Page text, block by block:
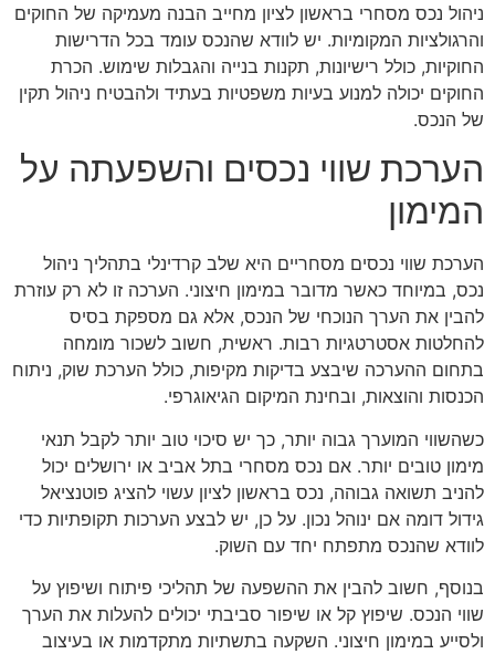
ניהול נכס מסחרי בראשון לציון מחייב הבנה מעמיקה של החוקים
והרגולציות המקומיות. יש לוודא שהנכס עומד בכל הדרישות
החוקיות, כולל רישיונות, תקנות בנייה והגבלות שימוש. הכרת
החוקים יכולה למנוע בעיות משפטיות בעתיד ולהבטיח ניהול תקין
של הנכס.
הערכת שווי נכסים והשפעתה על
המימון
הערכת שווי נכסים מסחריים היא שלב קרדינלי בתהליך ניהול
נכס, במיוחד כאשר מדובר במימון חיצוני. הערכה זו לא רק עוזרת
להבין את הערך הנוכחי של הנכס, אלא גם מספקת בסיס
להחלטות אסטרטגיות רבות. ראשית, חשוב לשכור מומחה
בתחום ההערכה שיבצע בדיקות מקיפות, כולל הערכת שוק, ניתוח
הכנסות והוצאות, ובחינת המיקום הגיאוגרפי.
כשהשווי המוערך גבוה יותר, כך יש סיכוי טוב יותר לקבל תנאי
מימון טובים יותר. אם נכס מסחרי בתל אביב או ירושלים יכול
להניב תשואה גבוהה, נכס בראשון לציון עשוי להציג פוטנציאל
גידול דומה אם ינוהל נכון. על כן, יש לבצע הערכות תקופתיות כדי
לוודא שהנכס מתפתח יחד עם השוק.
בנוסף, חשוב להבין את ההשפעה של תהליכי פיתוח ושיפוץ על
שווי הנכס. שיפוץ קל או שיפור סביבתי יכולים להעלות את הערך
ולסייע במימון חיצוני. השקעה בתשתיות מתקדמות או בעיצוב